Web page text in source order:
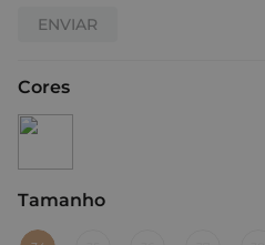
ENVIAR
Cores
Tamanho
: 34